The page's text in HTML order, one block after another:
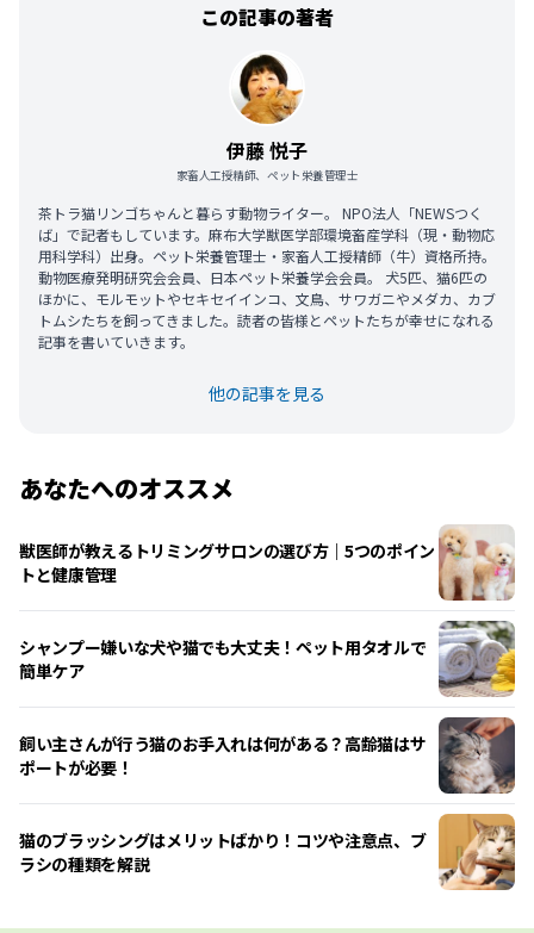
この記事の著者
伊藤 悦子
家畜人工授精師、ペット栄養管理士
茶トラ猫リンゴちゃんと暮らす動物ライター。 NPO法人「NEWSつく
ば」で記者もしています。麻布大学獣医学部環境畜産学科（現・動物応
用科学科）出身。ペット栄養管理士・家畜人工授精師（牛）資格所持。
動物医療発明研究会会員、日本ペット栄養学会会員。 犬5匹、猫6匹の
ほかに、モルモットやセキセイインコ、文鳥、サワガニやメダカ、カブ
トムシたちを飼ってきました。読者の皆様とペットたちが幸せになれる
記事を書いていきます。
他の記事を見る
あなたへのオススメ
獣医師が教えるトリミングサロンの選び方｜5つのポイン
トと健康管理
シャンプー嫌いな犬や猫でも大丈夫！ペット用タオルで
簡単ケア
飼い主さんが行う猫のお手入れは何がある？高齢猫はサ
ポートが必要！
猫のブラッシングはメリットばかり！コツや注意点、ブ
ラシの種類を解説